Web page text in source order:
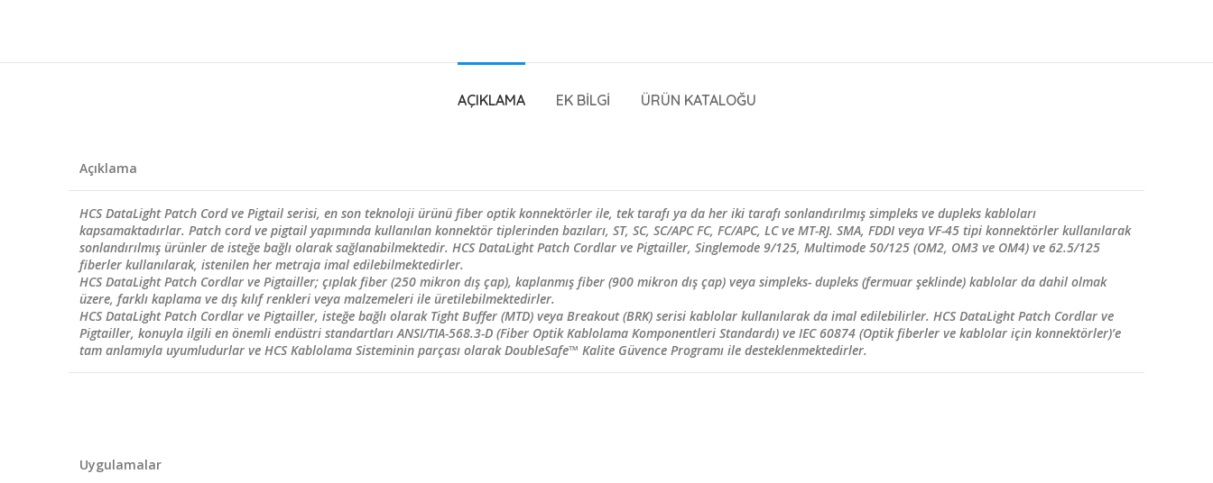
AÇIKLAMA EK BILGI ÜRÜN KATALOĞU
Açıklama
HCS DataLight Patch Cord ve Pigtail serisi, en son teknoloji ürünü fiber optik konnektörler ile, tek tarafı ya da her iki tarafı sonlandırılmış simpleks ve dupleks kabloları
kapsamaktadırlar. Patch cord ve pigtail yapımında kullanılan konnektör tiplerinden bazıları, ST, SC, SC/APC FC, FC/APC, LC ve MT-RJ. SMA, FDDI veya VF-45 tipi konnektörler kullanılarak
sonlandırılmış ürünler de isteğe bağlı olarak sağlanabilmektedir. HCS DataLight Patch Cordlar ve Pigtailler, Singlemode 9/125, Multimode 50/125 (OM2, OM3 ve OM4) ve 62.5/125
fiberler kullanılarak, istenilen her metraja imal edilebilmektedirler.
HCS DataLight Patch Cordlar ve Pigtailler; çıplak fiber (250 mikron dış çap), kaplanmış fiber (900 mikron dış çap) veya simpleks- dupleks (fermuar şeklinde) kablolar da dahil olmak
üzere, farklı kaplama ve dış kılıf renkleri veya malzemeleri ile üretilebilmektedirler.
HCS DataLight Patch Cordlar ve Pigtailler, isteğe bağlı olarak Tight Buffer (MTD) veya Breakout (BRK) serisi kablolar kullanılarak da imal edilebilirler. HCS DataLight Patch Cordlar ve
Pigtailler, konuyla ilgili en önemli endüstri standartları ANSI/TIA-568.3-D (Fiber Optik Kablolama Komponentleri Standardı) ve IEC 60874 (Optik fiberler ve kablolar için konnektörler)’e
tam anlamıyla uyumludurlar ve HCS Kablolama Sisteminin parçası olarak DoubleSafe™ Kalite Güvence Programı ile desteklenmektedirler.
Uygulamalar